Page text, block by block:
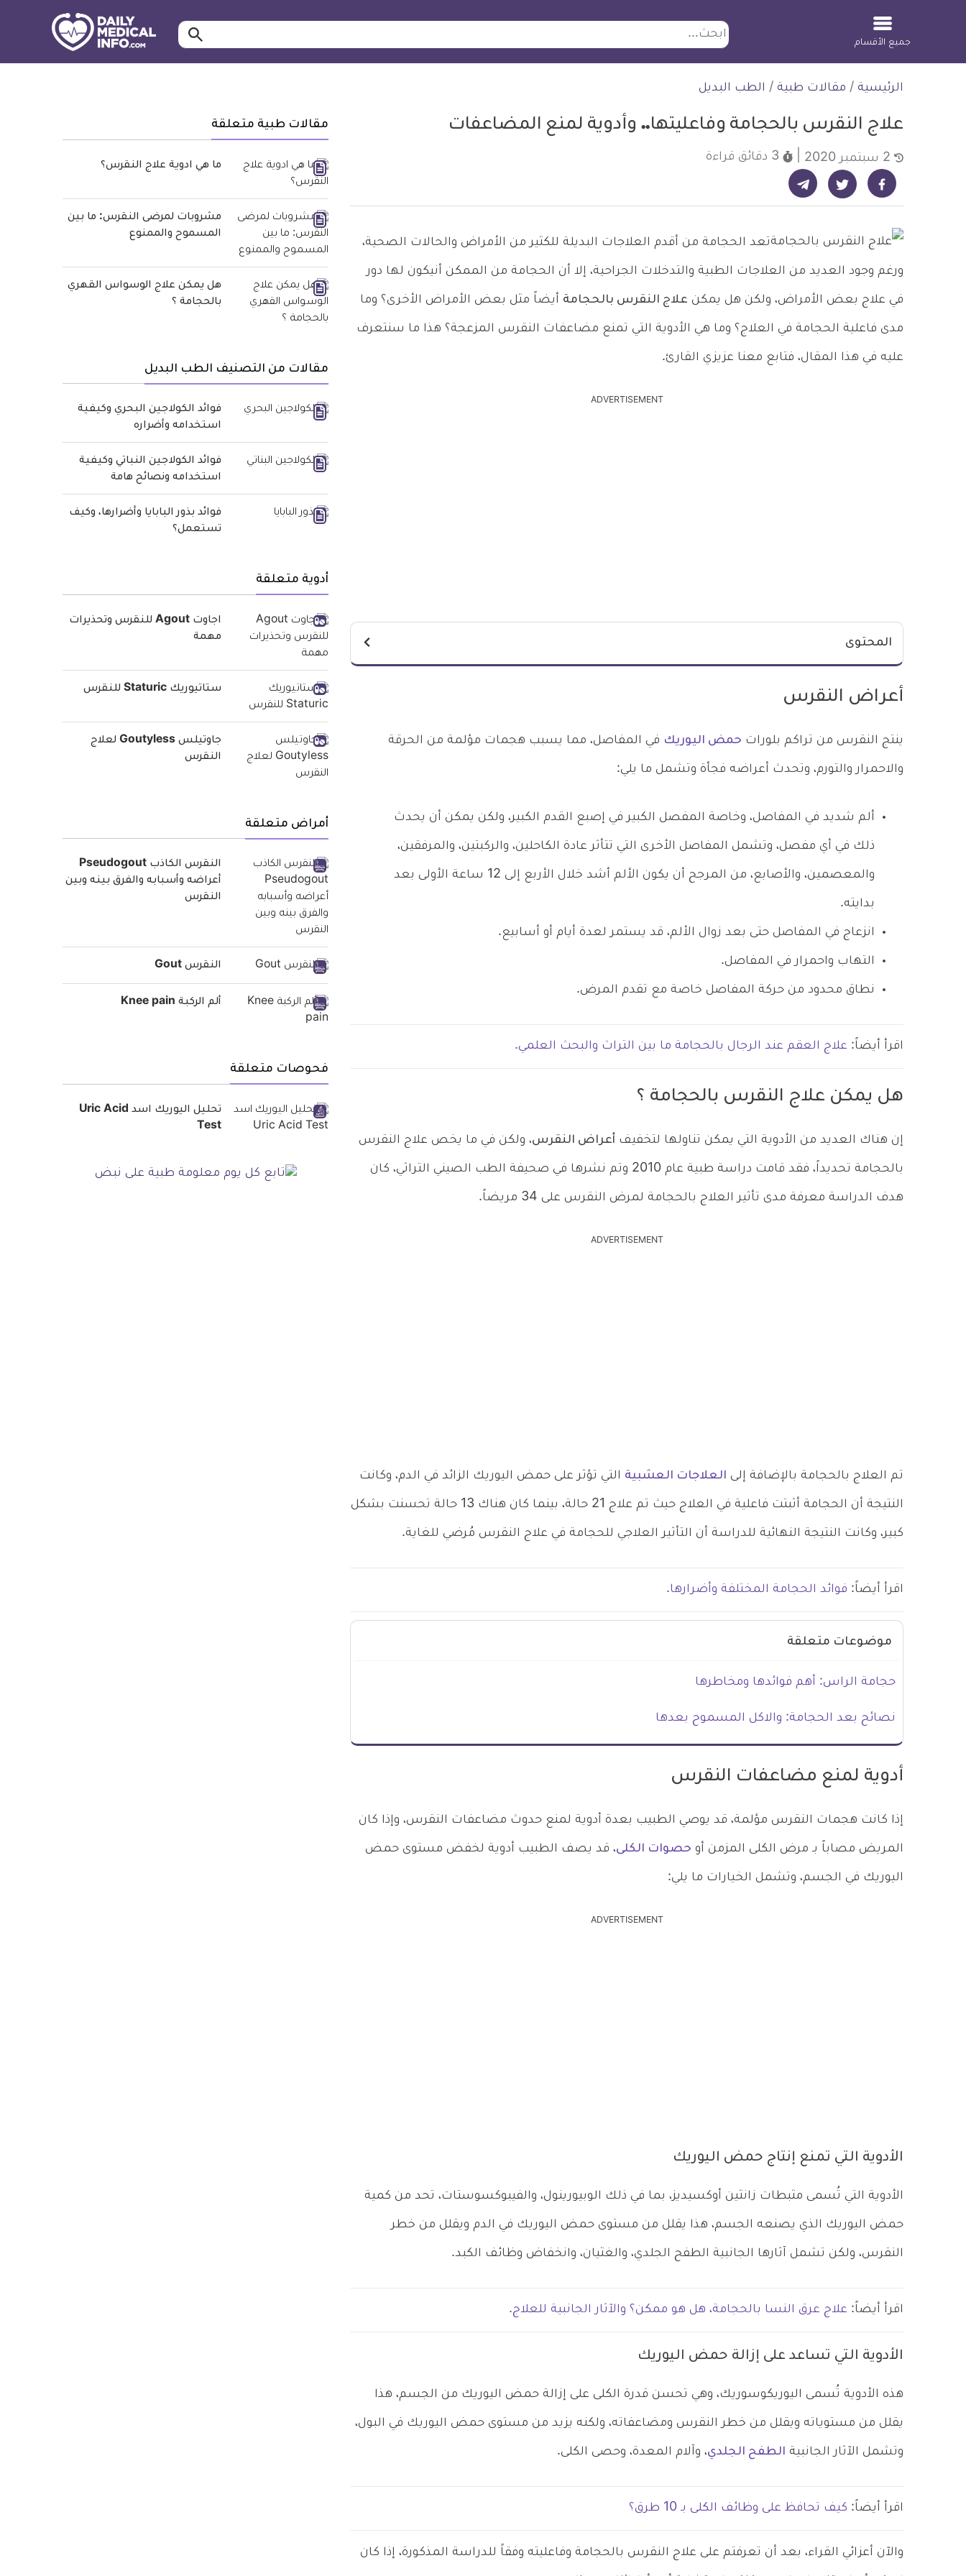
ابحث ابحث…
جميع الأقسام
الرئيسية / مقالات طبية / الطب البديل
علاج النقرس بالحجامة وفاعليتها.. وأدوية لمنع المضاعفات
3 دقائق قراءة
شارك على فيسبوك - ديلي ميديكال انفو شارك على تويتر - ديلي ميديكال انفو شارك على تيليجرام - ديلي ميديكال انفو
تعد الحجامة من أقدم العلاجات البديلة للكثير من الأمراض والحالات الصحية،
ورغم وجود العديد من العلاجات الطبية والتدخلات الجراحية، إلا أن الحجامة من الممكن أنيكون لها دور
في علاج بعض الأمراض، ولكن هل يمكن علاج النقرس بالحجامة أيضاً مثل بعض الأمراض الأخرى؟ وما
مدى فاعلية الحجامة في العلاج؟ وما هي الأدوية التي تمنع مضاعفات النقرس المزعجة؟ هذا ما سنتعرف
عليه في هذا المقال، فتابع معنا عزيزي القارئ.
ADVERTISEMENT
المحتوى
أعراض النقرس
ينتج النقرس من تراكم بلورات حمض اليوريك في المفاصل، مما يسبب هجمات مؤلمة من الحرقة
والاحمرار والتورم، وتحدث أعراضه فجأة وتشمل ما يلي:
ألم شديد في المفاصل، وخاصة المفصل الكبير في إصبع القدم الكبير، ولكن يمكن أن يحدث
ذلك في أي مفصل، وتشمل المفاصل الأخرى التي تتأثر عادة الكاحلين، والركبتين، والمرفقين،
والمعصمين، والأصابع، من المرجح أن يكون الألم أشد خلال الأربع إلى 12 ساعة الأولى بعد
بدايته.
انزعاج في المفاصل حتى بعد زوال الألم، قد يستمر لعدة أيام أو أسابيع.
التهاب واحمرار في المفاصل.
نطاق محدود من حركة المفاصل خاصة مع تقدم المرض.
اقرأ أيضاً: علاج العقم عند الرجال بالحجامة ما بين التراث والبحث العلمي.
هل يمكن علاج النقرس بالحجامة ؟
إن هناك العديد من الأدوية التي يمكن تناولها لتخفيف أعراض النقرس، ولكن في ما يخص علاج النقرس
بالحجامة تحديداً، فقد قامت دراسة طبية عام 2010 وتم نشرها في صحيفة الطب الصيني التراثي، كان
هدف الدراسة معرفة مدى تأثير العلاج بالحجامة لمرض النقرس على 34 مريضاً.
ADVERTISEMENT
تم العلاج بالحجامة بالإضافة إلى العلاجات العشبية التي تؤثر على حمض اليوريك الزائد في الدم، وكانت
النتيجة أن الحجامة أثبتت فاعلية في العلاج حيث تم علاج 21 حالة، بينما كان هناك 13 حالة تحسنت بشكل
كبير، وكانت النتيجة النهائية للدراسة أن التأثير العلاجي للحجامة في علاج النقرس مُرضي للغاية.
اقرأ أيضاً: فوائد الحجامة المختلفة وأضرارها.
موضوعات متعلقة
حجامة الراس: أهم فوائدها ومخاطرها
نصائح بعد الحجامة: والاكل المسموح بعدها
أدوية لمنع مضاعفات النقرس
إذا كانت هجمات النقرس مؤلمة، قد يوصي الطبيب بعدة أدوية لمنع حدوث مضاعفات النقرس، وإذا كان
المريض مصاباً بـ مرض الكلى المزمن أو حصوات الكلى، قد يصف الطبيب أدوية لخفض مستوى حمض
اليوريك في الجسم، وتشمل الخيارات ما يلي:
ADVERTISEMENT
الأدوية التي تمنع إنتاج حمض اليوريك
الأدوية التي تُسمى مثبطات زانثين أوكسيديز، بما في ذلك الوبيورينول، والفيبوكسوستات، تحد من كمية
حمض اليوريك الذي يصنعه الجسم، هذا يقلل من مستوى حمض اليوريك في الدم ويقلل من خطر
النقرس، ولكن تشمل آثارها الجانبية الطفح الجلدي، والغثيان، وانخفاض وظائف الكبد.
اقرأ أيضاً: علاج عرق النسا بالحجامة، هل هو ممكن؟ والآثار الجانبية للعلاج.
الأدوية التي تساعد على إزالة حمض اليوريك
هذه الأدوية تُسمى اليوريكوسوريك، وهي تحسن قدرة الكلى على إزالة حمض اليوريك من الجسم، هذا
يقلل من مستوياته ويقلل من خطر النقرس ومضاعفاته، ولكنه يزيد من مستوى حمض اليوريك في البول،
وتشمل الآثار الجانبية الطفح الجلدي، وآلام المعدة، وحصى الكلى.
اقرأ أيضاً: كيف تحافظ على وظائف الكلى بـ 10 طرق؟
والآن أعزائي القراء، بعد أن تعرفتم على علاج النقرس بالحجامة وفاعليته وفقاً للدراسة المذكورة، إذا كان
مقالات طبية متعلقة
ما هي ادوية علاج النقرس؟
مشروبات لمرضى النقرس: ما بين
المسموح والممنوع
هل يمكن علاج الوسواس القهري
بالحجامة ؟
مقالات من التصنيف الطب البديل
فوائد الكولاجين البحري وكيفية
استخدامه وأضراره
فوائد الكولاجين النباتي وكيفية
استخدامه ونصائح هامة
فوائد بذور البابايا وأضرارها، وكيف
تستعمل؟
أدوية متعلقة
اجاوت Agout للنقرس وتحذيرات
مهمة
ستاتيوريك Staturic للنقرس
جاوتيلس Goutyless لعلاج
النقرس
أمراض متعلقة
النقرس الكاذب Pseudogout
أعراضه وأسبابه والفرق بينه وبين
النقرس
النقرس Gout
ألم الركبة Knee pain
فحوصات متعلقة
تحليل اليوريك اسد Uric Acid
Test